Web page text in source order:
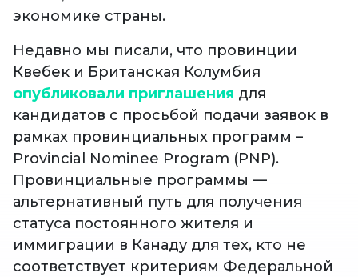
экономике страны.
Недавно мы писали, что провинции
Квебек и Британская Колумбия
опубликовали приглашения для
кандидатов с просьбой подачи заявок в
рамках провинциальных программ –
Provincial Nominee Program (PNP).
Провинциальные программы —
альтернативный путь для получения
статуса постоянного жителя и
иммиграции в Канаду для тех, кто не
соответствует критериям Федеральной